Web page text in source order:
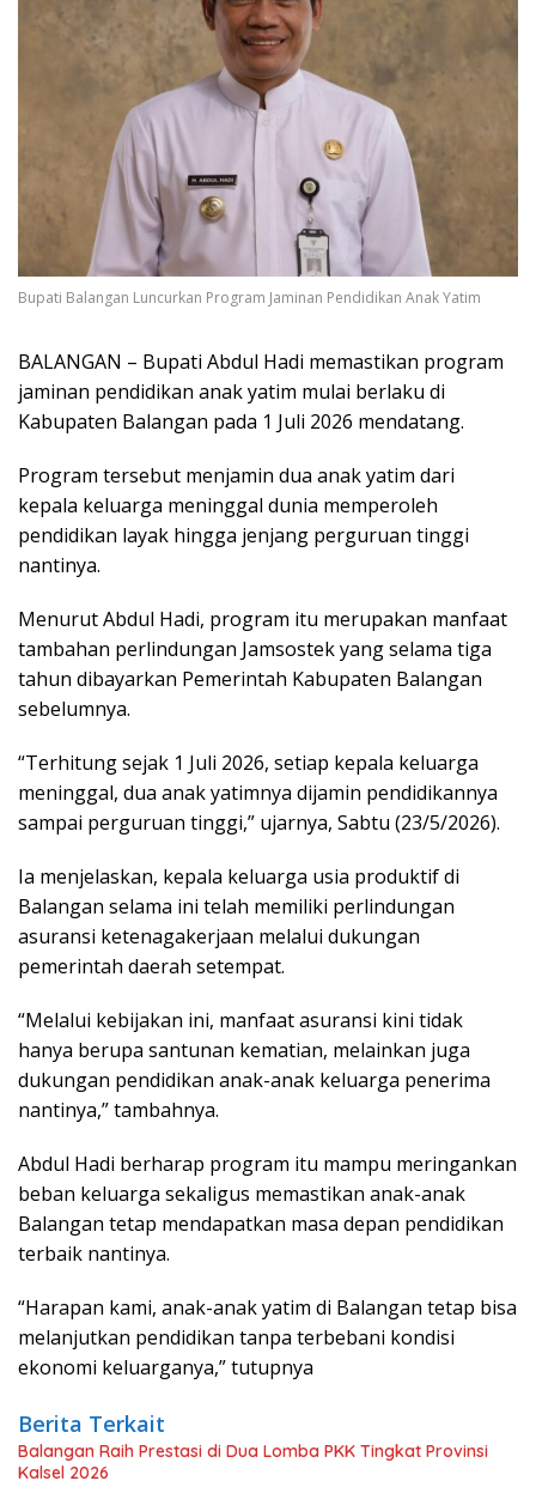
Bupati Balangan Luncurkan Program Jaminan Pendidikan Anak Yatim
BALANGAN – Bupati Abdul Hadi memastikan program
jaminan pendidikan anak yatim mulai berlaku di
Kabupaten Balangan pada 1 Juli 2026 mendatang.
Program tersebut menjamin dua anak yatim dari
kepala keluarga meninggal dunia memperoleh
pendidikan layak hingga jenjang perguruan tinggi
nantinya.
Menurut Abdul Hadi, program itu merupakan manfaat
tambahan perlindungan Jamsostek yang selama tiga
tahun dibayarkan Pemerintah Kabupaten Balangan
sebelumnya.
“Terhitung sejak 1 Juli 2026, setiap kepala keluarga
meninggal, dua anak yatimnya dijamin pendidikannya
sampai perguruan tinggi,” ujarnya, Sabtu (23/5/2026).
Ia menjelaskan, kepala keluarga usia produktif di
Balangan selama ini telah memiliki perlindungan
asuransi ketenagakerjaan melalui dukungan
pemerintah daerah setempat.
“Melalui kebijakan ini, manfaat asuransi kini tidak
hanya berupa santunan kematian, melainkan juga
dukungan pendidikan anak-anak keluarga penerima
nantinya,” tambahnya.
Abdul Hadi berharap program itu mampu meringankan
beban keluarga sekaligus memastikan anak-anak
Balangan tetap mendapatkan masa depan pendidikan
terbaik nantinya.
“Harapan kami, anak-anak yatim di Balangan tetap bisa
melanjutkan pendidikan tanpa terbebani kondisi
ekonomi keluarganya,” tutupnya
Berita Terkait
Balangan Raih Prestasi di Dua Lomba PKK Tingkat Provinsi
Kalsel 2026